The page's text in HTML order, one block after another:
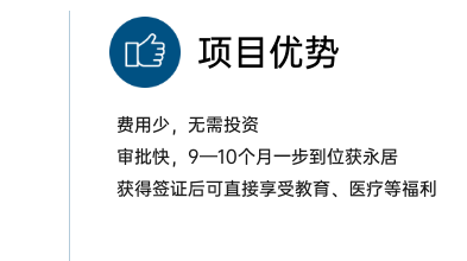
项目优势
费用少，无需投资
审批快，9—10个月一步到位获永居
获得签证后可直接享受教育、医疗等福利